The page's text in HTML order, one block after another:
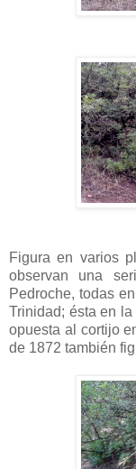
Figura en varios
observan una
Pedroche, todas
Trinidad; ésta en
opuesta al cortijo
de 1872 también